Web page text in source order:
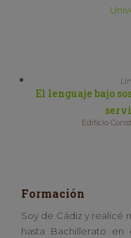
El lenguaje bajo
Edificio
Formación
Soy de Cádiz y realicé
hasta Bachillerato